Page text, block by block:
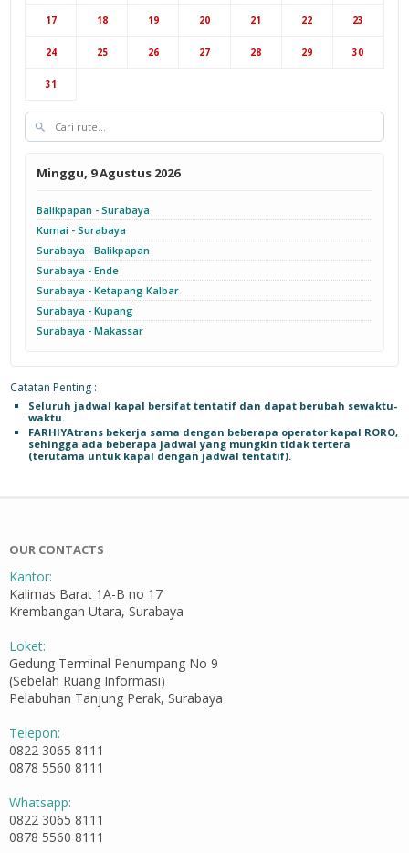
17 18 19 20 21 22 23
24 25 26 27 28 29 30
31
Minggu, 9 Agustus 2026
Balikpapan - Surabaya
Kumai - Surabaya
Surabaya - Balikpapan
Surabaya - Ende
Surabaya - Ketapang Kalbar
Surabaya - Kupang
Surabaya - Makassar
Catatan Penting :
Seluruh jadwal kapal bersifat tentatif dan dapat berubah sewaktu-
waktu.
FARHIYAtrans bekerja sama dengan beberapa operator kapal RORO,
sehingga ada beberapa jadwal yang mungkin tidak tertera
(terutama untuk kapal dengan jadwal tentatif).
OUR CONTACTS
Kantor:
Kalimas Barat 1A-B no 17
Krembangan Utara, Surabaya
Loket:
Gedung Terminal Penumpang No 9
(Sebelah Ruang Informasi)
Pelabuhan Tanjung Perak, Surabaya
Telepon:
0822 3065 8111
0878 5560 8111
Whatsapp:
0822 3065 8111
0878 5560 8111